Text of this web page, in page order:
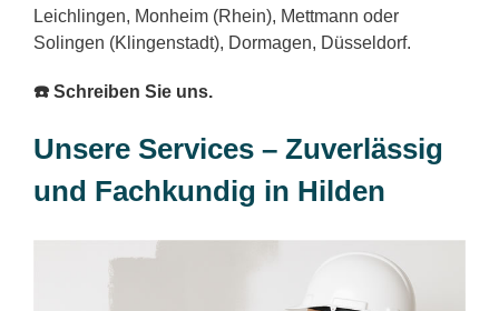
Leichlingen, Monheim (Rhein), Mettmann oder
Solingen (Klingenstadt), Dormagen, Düsseldorf.
☎️ Schreiben Sie uns.
Unsere Services – Zuverlässig
und Fachkundig in Hilden